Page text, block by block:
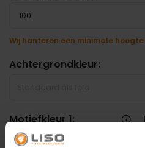
Wij hanteren een minimale hoogte
Achtergrondkleur:
Motiefkleur 1:
Standaard als foto